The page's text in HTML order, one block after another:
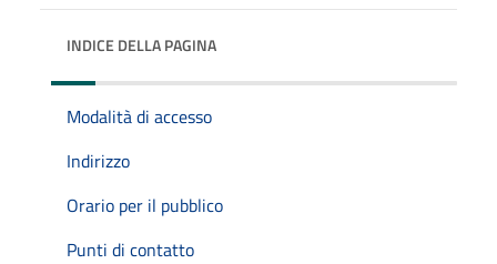
INDICE DELLA PAGINA
Modalità di accesso
Indirizzo
Orario per il pubblico
Punti di contatto